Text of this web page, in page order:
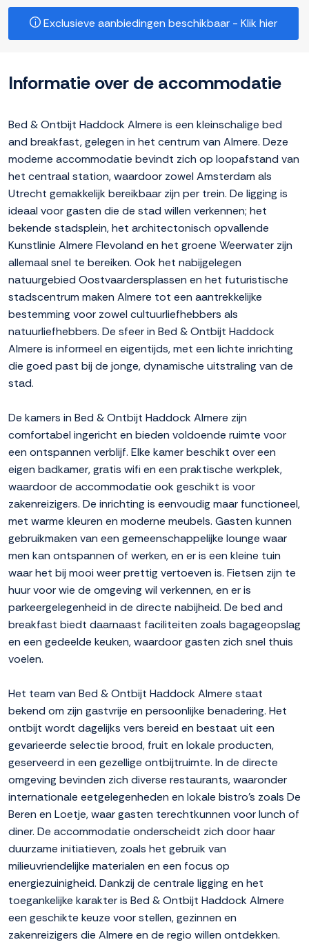
Exclusieve aanbiedingen beschikbaar - Klik hier
Informatie over de accommodatie
Bed & Ontbijt Haddock Almere is een kleinschalige bed
and breakfast, gelegen in het centrum van Almere. Deze
moderne accommodatie bevindt zich op loopafstand van
het centraal station, waardoor zowel Amsterdam als
Utrecht gemakkelijk bereikbaar zijn per trein. De ligging is
ideaal voor gasten die de stad willen verkennen; het
bekende stadsplein, het architectonisch opvallende
Kunstlinie Almere Flevoland en het groene Weerwater zijn
allemaal snel te bereiken. Ook het nabijgelegen
natuurgebied Oostvaardersplassen en het futuristische
stadscentrum maken Almere tot een aantrekkelijke
bestemming voor zowel cultuurliefhebbers als
natuurliefhebbers. De sfeer in Bed & Ontbijt Haddock
Almere is informeel en eigentijds, met een lichte inrichting
die goed past bij de jonge, dynamische uitstraling van de
stad.
De kamers in Bed & Ontbijt Haddock Almere zijn
comfortabel ingericht en bieden voldoende ruimte voor
een ontspannen verblijf. Elke kamer beschikt over een
eigen badkamer, gratis wifi en een praktische werkplek,
waardoor de accommodatie ook geschikt is voor
zakenreizigers. De inrichting is eenvoudig maar functioneel,
met warme kleuren en moderne meubels. Gasten kunnen
gebruikmaken van een gemeenschappelijke lounge waar
men kan ontspannen of werken, en er is een kleine tuin
waar het bij mooi weer prettig vertoeven is. Fietsen zijn te
huur voor wie de omgeving wil verkennen, en er is
parkeergelegenheid in de directe nabijheid. De bed and
breakfast biedt daarnaast faciliteiten zoals bagageopslag
en een gedeelde keuken, waardoor gasten zich snel thuis
voelen.
Het team van Bed & Ontbijt Haddock Almere staat
bekend om zijn gastvrije en persoonlijke benadering. Het
ontbijt wordt dagelijks vers bereid en bestaat uit een
gevarieerde selectie brood, fruit en lokale producten,
geserveerd in een gezellige ontbijtruimte. In de directe
omgeving bevinden zich diverse restaurants, waaronder
internationale eetgelegenheden en lokale bistro's zoals De
Beren en Loetje, waar gasten terechtkunnen voor lunch of
diner. De accommodatie onderscheidt zich door haar
duurzame initiatieven, zoals het gebruik van
milieuvriendelijke materialen en een focus op
energiezuinigheid. Dankzij de centrale ligging en het
toegankelijke karakter is Bed & Ontbijt Haddock Almere
een geschikte keuze voor stellen, gezinnen en
zakenreizigers die Almere en de regio willen ontdekken.